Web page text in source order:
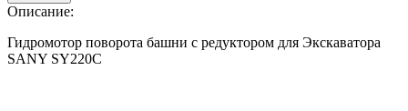
Описание:
Гидромотор поворота башни с редуктором для Экскаватора
SANY SY220C